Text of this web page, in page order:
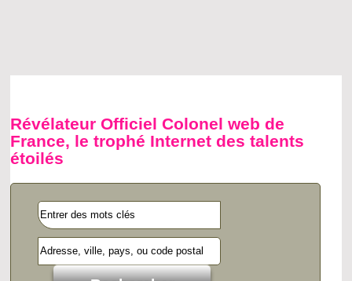
Révélateur Officiel Colonel web de
France, le trophé Internet des talents
étoilés